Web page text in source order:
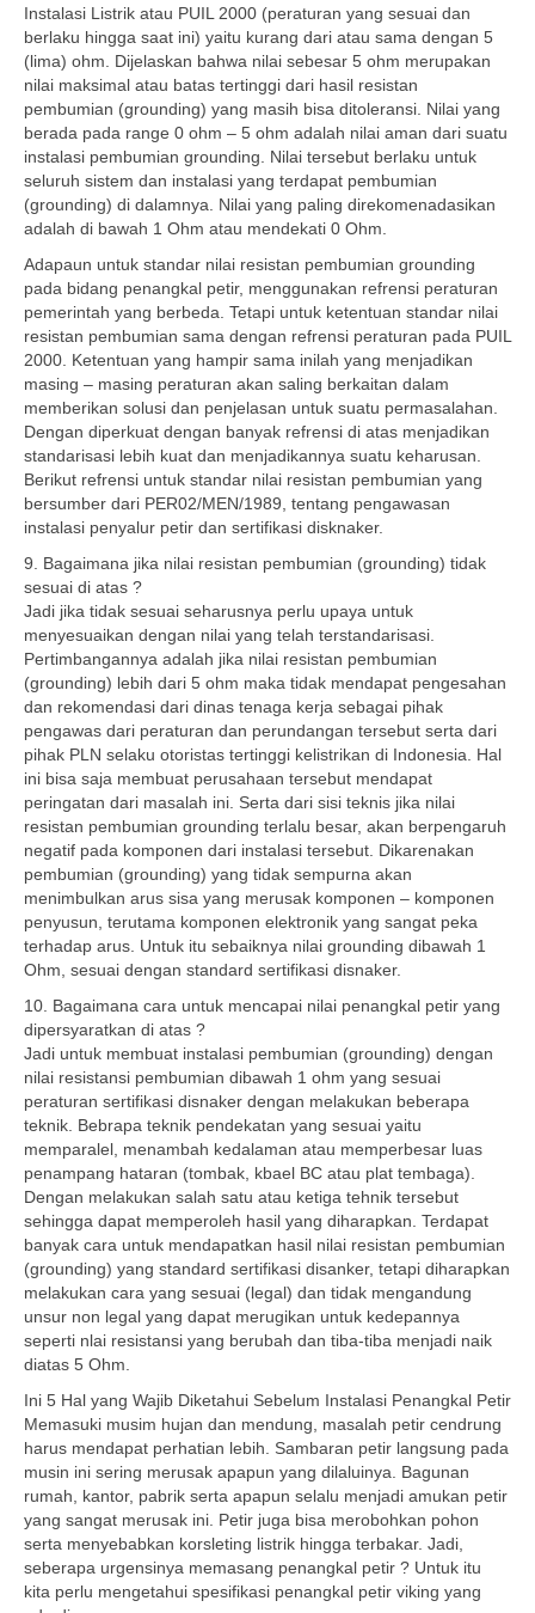
Instalasi Listrik atau PUIL 2000 (peraturan yang sesuai dan
berlaku hingga saat ini) yaitu kurang dari atau sama dengan 5
(lima) ohm. Dijelaskan bahwa nilai sebesar 5 ohm merupakan
nilai maksimal atau batas tertinggi dari hasil resistan
pembumian (grounding) yang masih bisa ditoleransi. Nilai yang
berada pada range 0 ohm – 5 ohm adalah nilai aman dari suatu
instalasi pembumian grounding. Nilai tersebut berlaku untuk
seluruh sistem dan instalasi yang terdapat pembumian
(grounding) di dalamnya. Nilai yang paling direkomenadasikan
adalah di bawah 1 Ohm atau mendekati 0 Ohm.
Adapaun untuk standar nilai resistan pembumian grounding
pada bidang penangkal petir, menggunakan refrensi peraturan
pemerintah yang berbeda. Tetapi untuk ketentuan standar nilai
resistan pembumian sama dengan refrensi peraturan pada PUIL
2000. Ketentuan yang hampir sama inilah yang menjadikan
masing – masing peraturan akan saling berkaitan dalam
memberikan solusi dan penjelasan untuk suatu permasalahan.
Dengan diperkuat dengan banyak refrensi di atas menjadikan
standarisasi lebih kuat dan menjadikannya suatu keharusan.
Berikut refrensi untuk standar nilai resistan pembumian yang
bersumber dari PER02/MEN/1989, tentang pengawasan
instalasi penyalur petir dan sertifikasi disknaker.
9. Bagaimana jika nilai resistan pembumian (grounding) tidak
sesuai di atas ?
Jadi jika tidak sesuai seharusnya perlu upaya untuk
menyesuaikan dengan nilai yang telah terstandarisasi.
Pertimbangannya adalah jika nilai resistan pembumian
(grounding) lebih dari 5 ohm maka tidak mendapat pengesahan
dan rekomendasi dari dinas tenaga kerja sebagai pihak
pengawas dari peraturan dan perundangan tersebut serta dari
pihak PLN selaku otoristas tertinggi kelistrikan di Indonesia. Hal
ini bisa saja membuat perusahaan tersebut mendapat
peringatan dari masalah ini. Serta dari sisi teknis jika nilai
resistan pembumian grounding terlalu besar, akan berpengaruh
negatif pada komponen dari instalasi tersebut. Dikarenakan
pembumian (grounding) yang tidak sempurna akan
menimbulkan arus sisa yang merusak komponen – komponen
penyusun, terutama komponen elektronik yang sangat peka
terhadap arus. Untuk itu sebaiknya nilai grounding dibawah 1
Ohm, sesuai dengan standard sertifikasi disnaker.
10. Bagaimana cara untuk mencapai nilai penangkal petir yang
dipersyaratkan di atas ?
Jadi untuk membuat instalasi pembumian (grounding) dengan
nilai resistansi pembumian dibawah 1 ohm yang sesuai
peraturan sertifikasi disnaker dengan melakukan beberapa
teknik. Bebrapa teknik pendekatan yang sesuai yaitu
memparalel, menambah kedalaman atau memperbesar luas
penampang hataran (tombak, kbael BC atau plat tembaga).
Dengan melakukan salah satu atau ketiga tehnik tersebut
sehingga dapat memperoleh hasil yang diharapkan. Terdapat
banyak cara untuk mendapatkan hasil nilai resistan pembumian
(grounding) yang standard sertifikasi disanker, tetapi diharapkan
melakukan cara yang sesuai (legal) dan tidak mengandung
unsur non legal yang dapat merugikan untuk kedepannya
seperti nlai resistansi yang berubah dan tiba-tiba menjadi naik
diatas 5 Ohm.
Ini 5 Hal yang Wajib Diketahui Sebelum Instalasi Penangkal Petir
Memasuki musim hujan dan mendung, masalah petir cendrung
harus mendapat perhatian lebih. Sambaran petir langsung pada
musin ini sering merusak apapun yang dilaluinya. Bagunan
rumah, kantor, pabrik serta apapun selalu menjadi amukan petir
yang sangat merusak ini. Petir juga bisa merobohkan pohon
serta menyebabkan korsleting listrik hingga terbakar. Jadi,
seberapa urgensinya memasang penangkal petir ? Untuk itu
kita perlu mengetahui spesifikasi penangkal petir viking yang